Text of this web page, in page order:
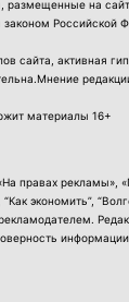
размещенные на
Российской
сайта, активная
материалы 16+
правах рекламы»,
экономить”,